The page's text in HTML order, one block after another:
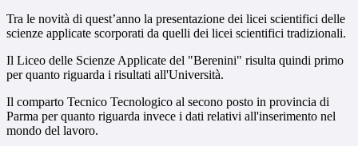
Tra le novità di quest’anno la presentazione dei licei scientifici delle
scienze applicate scorporati da quelli dei licei scientifici tradizionali.
Il Liceo delle Scienze Applicate del "Berenini" risulta quindi primo
per quanto riguarda i risultati all'Università.
Il comparto Tecnico Tecnologico al secono posto in provincia di
Parma per quanto riguarda invece i dati relativi all'inserimento nel
mondo del lavoro.